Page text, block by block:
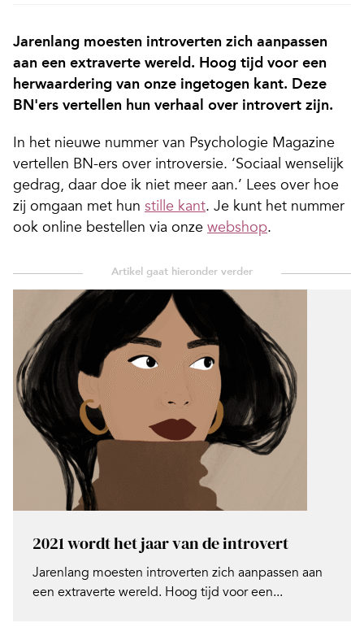
Jarenlang moesten introverten zich aanpassen
aan een extraverte wereld. Hoog tijd voor een
herwaardering van onze ingetogen kant. Deze
BN'ers vertellen hun verhaal over introvert zijn.
In het nieuwe nummer van Psychologie Magazine
vertellen BN-ers over introversie. ‘Sociaal wenselijk
gedrag, daar doe ik niet meer aan.’ Lees over hoe
zij omgaan met hun stille kant. Je kunt het nummer
ook online bestellen via onze webshop.
2021 wordt het jaar van de introvert
Jarenlang moesten introverten zich aanpassen aan
een extraverte wereld. Hoog tijd voor een...